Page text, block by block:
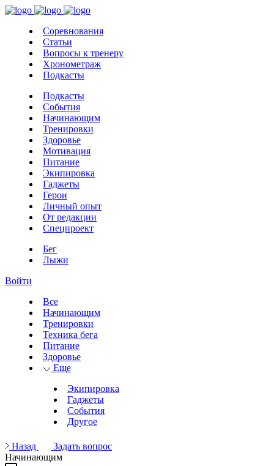
Соревнования
Статьи
Вопросы к тренеру
Хронометраж
Подкасты
Подкасты
События
Начинающим
Тренировки
Здоровье
Мотивация
Питание
Экипировка
Гаджеты
Герои
Личный опыт
От редакции
Спецпроект
Бег
Лыжи
Войти
Все
Начинающим
Тренировки
Техника бега
Питание
Здоровье
Еще
Экипировка
Гаджеты
События
Другое
Назад
Задать вопрос
Начинающим